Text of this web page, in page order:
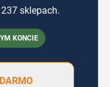
sklepach.
KONCIE